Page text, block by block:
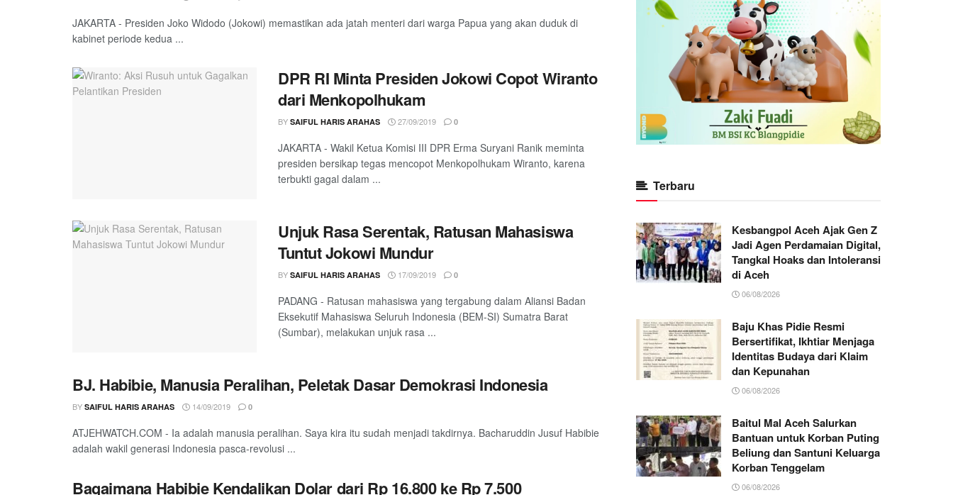
JAKARTA - Presiden Joko Widodo (Jokowi) memastikan ada jatah menteri dari warga Papua yang akan duduk di
kabinet periode kedua ...
DPR RI Minta Presiden Jokowi Copot Wiranto
dari Menkopolhukam
BY SAIFUL HARIS ARAHAS 27/09/2019 0
JAKARTA - Wakil Ketua Komisi III DPR Erma Suryani Ranik meminta
presiden bersikap tegas mencopot Menkopolhukam Wiranto, karena
terbukti gagal dalam ...
Unjuk Rasa Serentak, Ratusan Mahasiswa
Tuntut Jokowi Mundur
BY SAIFUL HARIS ARAHAS 17/09/2019 0
PADANG - Ratusan mahasiswa yang tergabung dalam Aliansi Badan
Eksekutif Mahasiswa Seluruh Indonesia (BEM-SI) Sumatra Barat
(Sumbar), melakukan unjuk rasa ...
BJ. Habibie, Manusia Peralihan, Peletak Dasar Demokrasi Indonesia
BY SAIFUL HARIS ARAHAS 14/09/2019 0
ATJEHWATCH.COM - Ia adalah manusia peralihan. Saya kira itu sudah menjadi takdirnya. Bacharuddin Jusuf Habibie
adalah wakil generasi Indonesia pasca-revolusi ...
Bagaimana Habibie Kendalikan Dolar dari Rp 16.800 ke Rp 7.500
Terbaru
Kesbangpol Aceh Ajak Gen Z
Jadi Agen Perdamaian Digital,
Tangkal Hoaks dan Intoleransi
di Aceh
06/08/2026
Baju Khas Pidie Resmi
Bersertifikat, Ikhtiar Menjaga
Identitas Budaya dari Klaim
dan Kepunahan
06/08/2026
Baitul Mal Aceh Salurkan
Bantuan untuk Korban Puting
Beliung dan Santuni Keluarga
Korban Tenggelam
06/08/2026